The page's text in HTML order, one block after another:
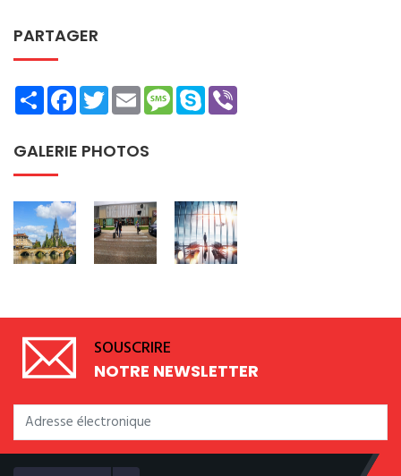
PARTAGER
ShareFacebookTwitterEmailMessage
Skype
GALERIE PHOTOS
SOUSCRIRE
NOTRE NEWSLETTER